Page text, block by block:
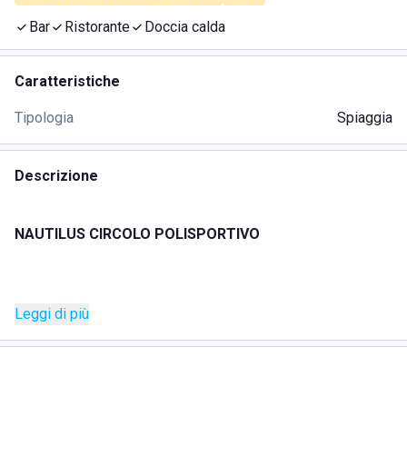
Bar Ristorante Doccia calda
Caratteristiche
Tipologia Spiaggia
Descrizione
NAUTILUS CIRCOLO POLISPORTIVO
Metaponto
il Viale Nettuno in provincia diMatera (MT), sulla
Leggi di più